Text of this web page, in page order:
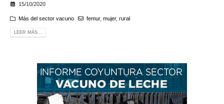
15/10/2020
Más del sector vacuno femur, mujer, rural
LEER MÁS...